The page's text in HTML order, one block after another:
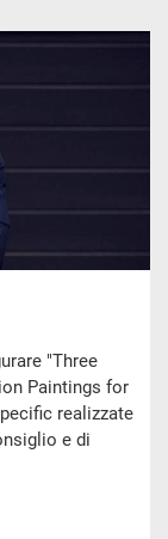
"Three
Paintings for
realizzate
e di